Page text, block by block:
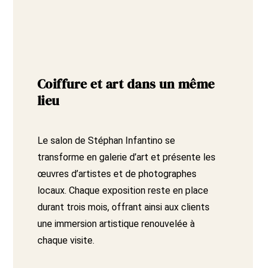
Coiffure et art dans un même
lieu
Le salon de Stéphan Infantino se
transforme en galerie d’art et présente les
œuvres d’artistes et de photographes
locaux. Chaque exposition reste en place
durant trois mois, offrant ainsi aux clients
une immersion artistique renouvelée à
chaque visite.